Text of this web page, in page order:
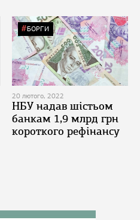
БОРГИ
20 лютого, 2022
НБУ надав шістьом
банкам 1,9 млрд грн
короткого рефінансу